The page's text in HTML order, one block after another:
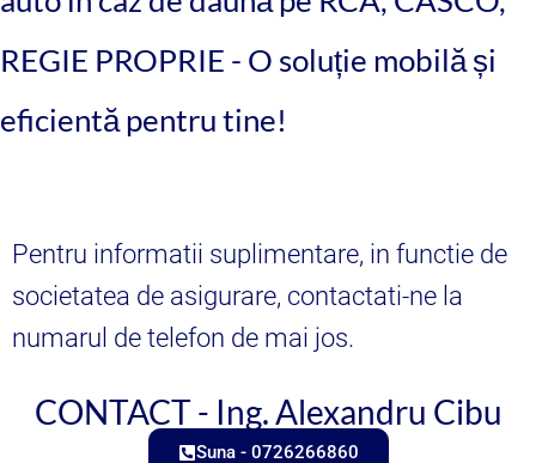
REGIE PROPRIE - O soluție mobilă și
eficientă pentru tine!
Pentru informatii suplimentare, in functie de
societatea de asigurare, contactati-ne la
numarul de telefon de mai jos.
CONTACT- Ing. Alexandru Cibu
Suna - 0726266860